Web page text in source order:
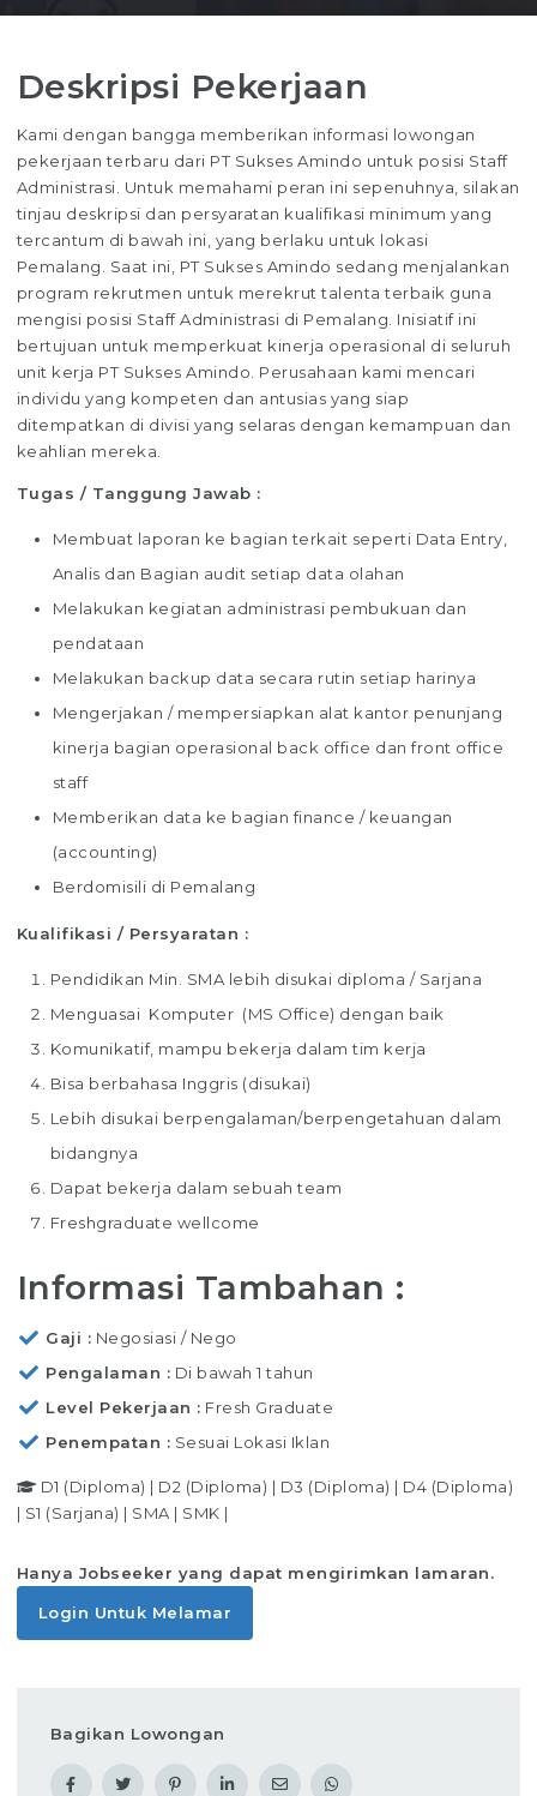
Deskripsi Pekerjaan
Kami dengan bangga memberikan informasi lowongan
pekerjaan terbaru dari PT Sukses Amindo untuk posisi Staff
Administrasi. Untuk memahami peran ini sepenuhnya, silakan
tinjau deskripsi dan persyaratan kualifikasi minimum yang
tercantum di bawah ini, yang berlaku untuk lokasi
Pemalang. Saat ini, PT Sukses Amindo sedang menjalankan
program rekrutmen untuk merekrut talenta terbaik guna
mengisi posisi Staff Administrasi di Pemalang. Inisiatif ini
bertujuan untuk memperkuat kinerja operasional di seluruh
unit kerja PT Sukses Amindo. Perusahaan kami mencari
individu yang kompeten dan antusias yang siap
ditempatkan di divisi yang selaras dengan kemampuan dan
keahlian mereka.
Tugas / Tanggung Jawab :
Membuat laporan ke bagian terkait seperti Data Entry,
Analis dan Bagian audit setiap data olahan
Melakukan kegiatan administrasi pembukuan dan
pendataan
Melakukan backup data secara rutin setiap harinya
Mengerjakan / mempersiapkan alat kantor penunjang
kinerja bagian operasional back office dan front office
staff
Memberikan data ke bagian finance / keuangan
(accounting)
Berdomisili di Pemalang
Kualifikasi / Persyaratan :
Pendidikan Min. SMA lebih disukai diploma / Sarjana
Menguasai Komputer (MS Office) dengan baik
Komunikatif, mampu bekerja dalam tim kerja
Bisa berbahasa Inggris (disukai)
Lebih disukai berpengalaman/berpengetahuan dalam
bidangnya
Dapat bekerja dalam sebuah team
Freshgraduate wellcome
Informasi Tambahan :
Gaji
Negosiasi / Nego
Pengalaman
Di bawah 1 tahun
Level Pekerjaan
Fresh Graduate
Penempatan
Sesuai Lokasi Iklan
D1 (Diploma) | D2 (Diploma) | D3 (Diploma) | D4 (Diploma)
| S1 (Sarjana) | SMA | SMK |
Hanya Jobseeker yang dapat mengirimkan lamaran.
Login Untuk Melamar
Bagikan Lowongan